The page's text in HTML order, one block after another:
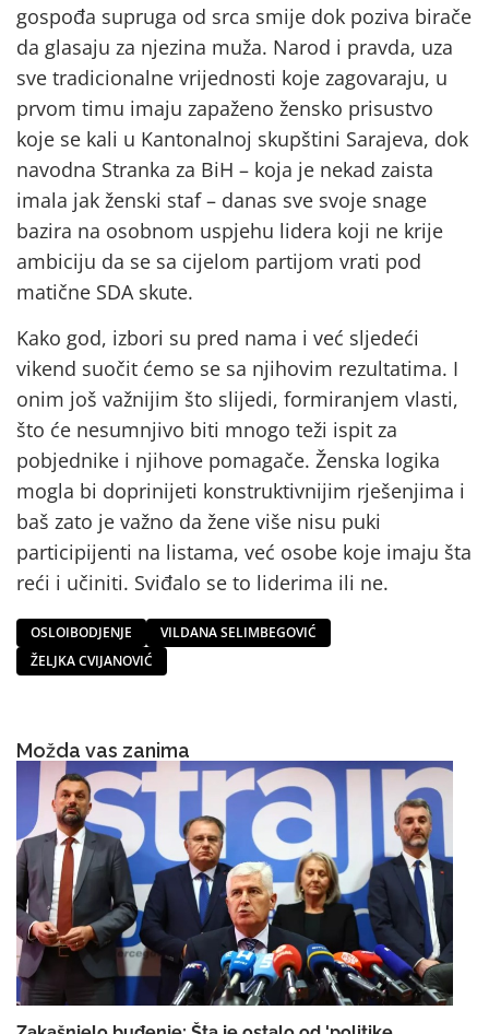
gospođa supruga od srca smije dok poziva birače
da glasaju za njezina muža. Narod i pravda, uza
sve tradicionalne vrijednosti koje zagovaraju, u
prvom timu imaju zapaženo žensko prisustvo
koje se kali u Kantonalnoj skupštini Sarajeva, dok
navodna Stranka za BiH – koja je nekad zaista
imala jak ženski staf – danas sve svoje snage
bazira na osobnom uspjehu lidera koji ne krije
ambiciju da se sa cijelom partijom vrati pod
matične SDA skute.
Kako god, izbori su pred nama i već sljedeći
vikend suočit ćemo se sa njihovim rezultatima. I
onim još važnijim što slijedi, formiranjem vlasti,
što će nesumnjivo biti mnogo teži ispit za
pobjednike i njihove pomagače. Ženska logika
mogla bi doprinijeti konstruktivnijim rješenjima i
baš zato je važno da žene više nisu puki
participijenti na listama, već osobe koje imaju šta
reći i učiniti. Sviđalo se to liderima ili ne.
OSLOIBODJENJE
VILDANA SELIMBEGOVIĆ
ŽELJKA CVIJANOVIĆ
Možda vas zanima